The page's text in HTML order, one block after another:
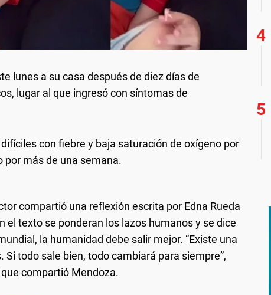
lunes a su casa después de diez días de
lugar al que ingresó con síntomas de
con fiebre y baja saturación de oxígeno por
por más de una semana.
compartió una reflexión escrita por Edna Rueda
el texto se ponderan los lazos humanos y se dice
la humanidad debe salir mejor. “Existe una
todo sale bien, todo cambiará para siempre”,
compartió Mendoza.